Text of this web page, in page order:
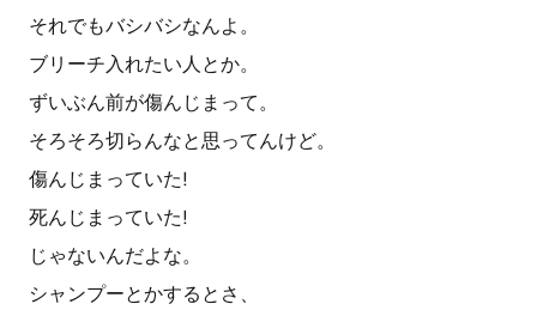
それでもバシバシなんよ。
ブリーチ入れたい人とか。
ずいぶん前が傷んじまって。
そろそろ切らんなと思ってんけど。
傷んじまっていた!
死んじまっていた!
じゃないんだよな。
シャンプーとかするとさ、